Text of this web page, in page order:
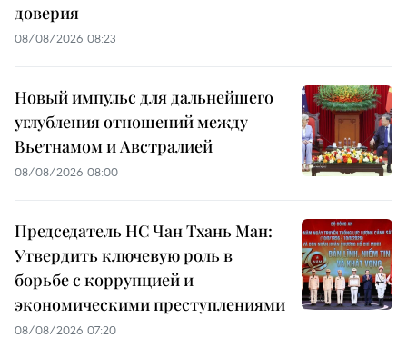
доверия
08/08/2026 08:23
Новый импульс для дальнейшего
углубления отношений между
Вьетнамом и Австралией
08/08/2026 08:00
Председатель НС Чан Тхань Ман:
Утвердить ключевую роль в
борьбе с коррупцией и
экономическими преступлениями
08/08/2026 07:20